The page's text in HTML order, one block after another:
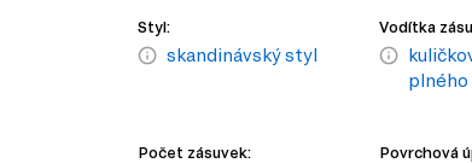
Styl:
skandinávský styl
Vodítka
plného
Počet zásuvek: Povrchová